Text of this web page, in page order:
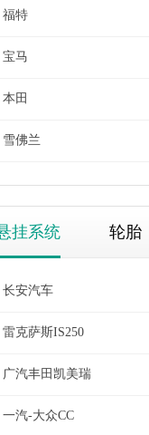
福特
宝马
本田
雪佛兰
挂系统 轮胎
长安汽车
雷克萨斯IS250
广汽丰田凯美瑞
一汽-大众CC